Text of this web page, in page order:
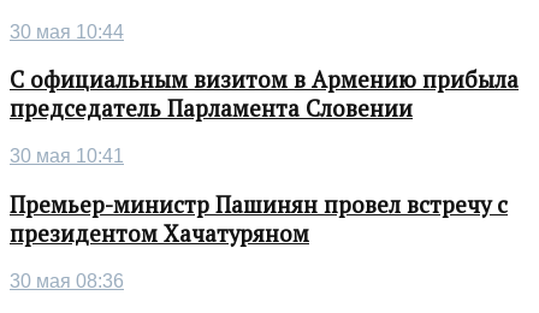
30 мая 10:44
С официальным визитом в Армению прибыла
председатель Парламента Словении
30 мая 10:41
Премьер-министр Пашинян провел встречу с
президентом Хачатуряном
30 мая 08:36